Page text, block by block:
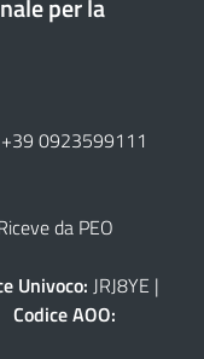
per la
+39 0923599111
da PEO
Univoco: JRJ8YE |
Codice AOO: